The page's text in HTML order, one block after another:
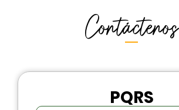
Contáctenos
PQRS